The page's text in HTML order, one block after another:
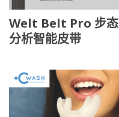
Welt Belt Pro 步态
分析智能皮带